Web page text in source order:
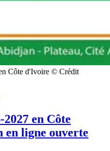
Côte d'Ivoire © Crédit
en Côte
ligne ouverte